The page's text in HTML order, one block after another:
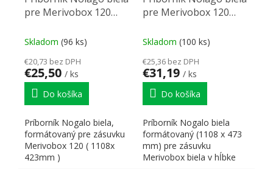
pre Merivobox 120
Skladom (96 ks)
€20,73 bez DPH
€25,50 / ks
Do košíka
Príborník Nogalo biela,
formátovaný pre zásuvku
Merivobox 120 ( 1108x
423mm )
pre Merivobox 120
Skladom (100 ks)
€25,36 bez DPH
€31,19 / ks
Do košíka
Príborník Nogalo biela
formátovaný (1108 x 473
mm) pre zásuvku
Merivobox biela v hĺbke